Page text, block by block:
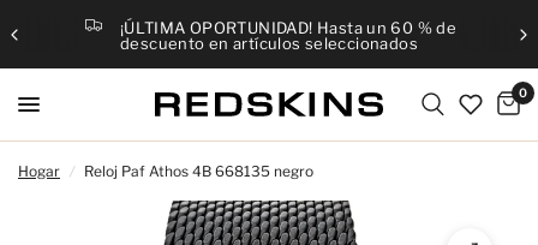
¡ÚLTIMA OPORTUNIDAD! Hasta un 60 % de
descuento en artículos seleccionados
0
Hogar / Reloj Paf Athos 4B 668135 negro